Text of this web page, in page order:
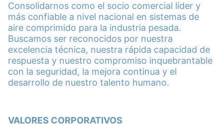
Consolidarnos como el socio comercial líder y
más confiable a nivel nacional en sistemas de
aire comprimido para la industria pesada.
Buscamos ser reconocidos por nuestra
excelencia técnica, nuestra rápida capacidad de
respuesta y nuestro compromiso inquebrantable
con la seguridad, la mejora continua y el
desarrollo de nuestro talento humano.
VALORES CORPORATIVOS